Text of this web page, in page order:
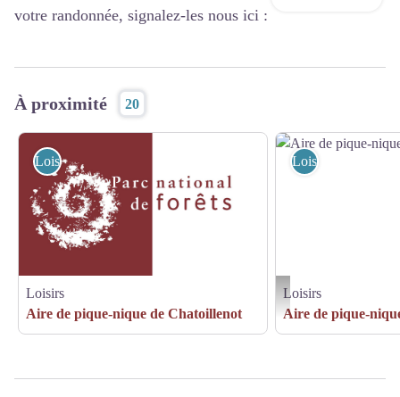
votre randonnée, signalez-les nous ici :
À proximité 20
Loisirs
Loisirs
Aire de pique-nique de Chatoillenot
Aire de pique-nique
Loisirs
Loisirs
Aire de pique-